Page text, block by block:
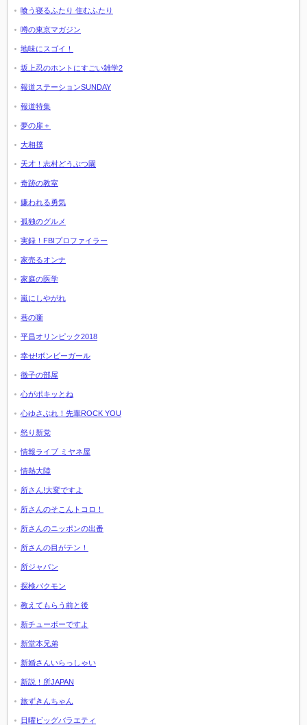
喰う寝るふたり 住むふたり
噂の東京マガジン
地味にスゴイ！
坂上忍のホントにすごい雑学2
報道ステーションSUNDAY
報道特集
夢の扉＋
大相撲
天才！志村どうぶつ園
奇跡の教室
嫌われる勇気
孤独のグルメ
実録！FBIプロファイラー
家売るオンナ
家庭の医学
嵐にしやがれ
巷の噺
平昌オリンピック2018
幸せ!ボンビーガール
徹子の部屋
心がポキッとね
心ゆさぶれ！先輩ROCK YOU
怒り新党
情報ライブ ミヤネ屋
情熱大陸
所さん!大変ですよ
所さんのそこんトコロ！
所さんのニッポンの出番
所さんの目がテン！
所ジャパン
探検バクモン
教えてもらう前と後
新チューボーですよ
新堂本兄弟
新婚さんいらっしゃい
新説！所JAPAN
旅ずきんちゃん
日曜ビッグバラエティ